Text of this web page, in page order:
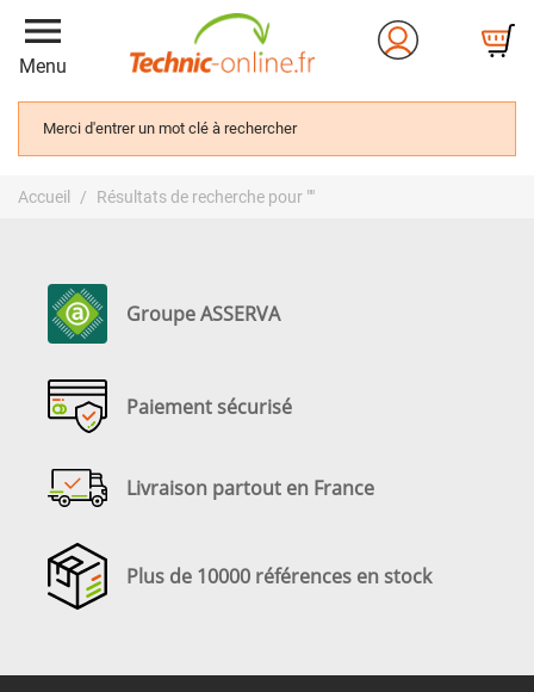
menu
Menu
Merci d'entrer un mot clé à rechercher
Accueil Résultats de recherche pour ""
Groupe ASSERVA
Paiement sécurisé
Livraison partout en France
Plus de 10000 références en stock